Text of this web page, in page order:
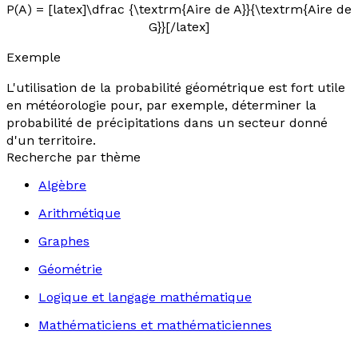
P(A) = [latex]\dfrac {\textrm{Aire de A}}{\textrm{Aire de
G}}[/latex]
Exemple
L'utilisation de la probabilité géométrique est fort utile
en météorologie pour, par exemple, déterminer la
probabilité de précipitations dans un secteur donné
d'un territoire.
Recherche par thème
Algèbre
Arithmétique
Graphes
Géométrie
Logique et langage mathématique
Mathématiciens et mathématiciennes